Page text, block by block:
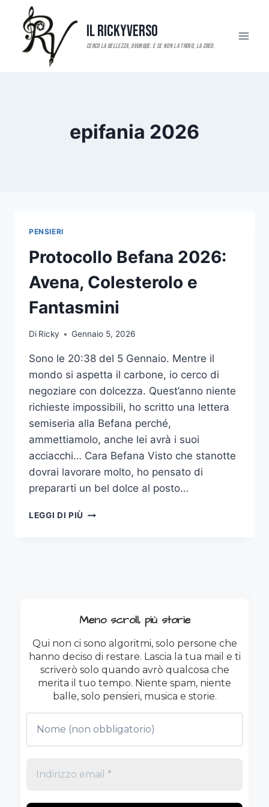
contenuto
Il RickyVerso
epifania 2026
PENSIERI
Protocollo Befana 2026:
Avena, Colesterolo e
Fantasmini
Di Ricky Gennaio 5, 2026
Sono le 20:38 del 5 Gennaio. Mentre il
mondo si aspetta il carbone, io cerco di
negoziare con dolcezza. Quest’anno niente
richieste impossibili, ho scritto una lettera
semiseria alla Befana perché,
ammettiamolo, anche lei avrà i suoi
acciacchi… Cara Befana Visto che stanotte
dovrai lavorare molto, ho pensato di
prepararti un bel dolce al posto…
LEGGI DI PIÙ PROTOCOLLO
Meno scroll, più storie
Qui non ci sono algoritmi, solo persone che
hanno deciso di restare. Lascia la tua mail e ti
scriverò solo quando avrò qualcosa che
merita il tuo tempo. Niente spam, niente
balle, solo pensieri, musica e storie.